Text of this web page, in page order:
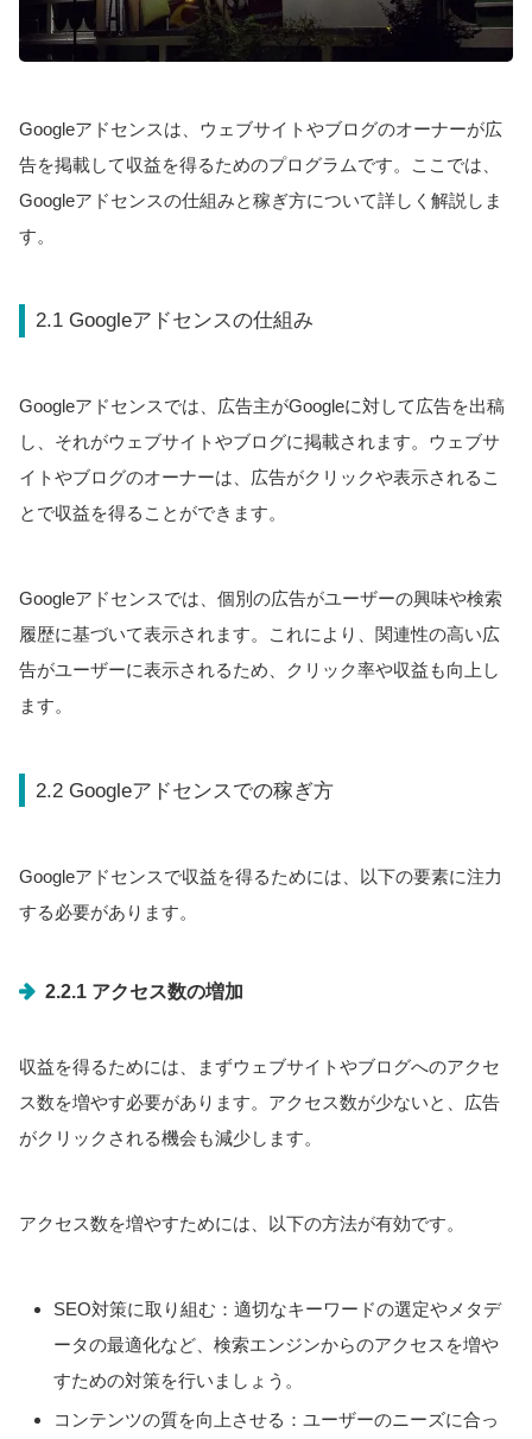
Googleアドセンスは、ウェブサイトやブログのオーナーが広
告を掲載して収益を得るためのプログラムです。ここでは、
Googleアドセンスの仕組みと稼ぎ方について詳しく解説しま
す。
2.1 Googleアドセンスの仕組み
Googleアドセンスでは、広告主がGoogleに対して広告を出稿
し、それがウェブサイトやブログに掲載されます。ウェブサ
イトやブログのオーナーは、広告がクリックや表示されるこ
とで収益を得ることができます。
Googleアドセンスでは、個別の広告がユーザーの興味や検索
履歴に基づいて表示されます。これにより、関連性の高い広
告がユーザーに表示されるため、クリック率や収益も向上し
ます。
2.2 Googleアドセンスでの稼ぎ方
Googleアドセンスで収益を得るためには、以下の要素に注力
する必要があります。
2.2.1 アクセス数の増加
収益を得るためには、まずウェブサイトやブログへのアクセ
ス数を増やす必要があります。アクセス数が少ないと、広告
がクリックされる機会も減少します。
アクセス数を増やすためには、以下の方法が有効です。
SEO対策に取り組む：適切なキーワードの選定やメタデ
ータの最適化など、検索エンジンからのアクセスを増や
すための対策を行いましょう。
コンテンツの質を向上させる：ユーザーのニーズに合っ